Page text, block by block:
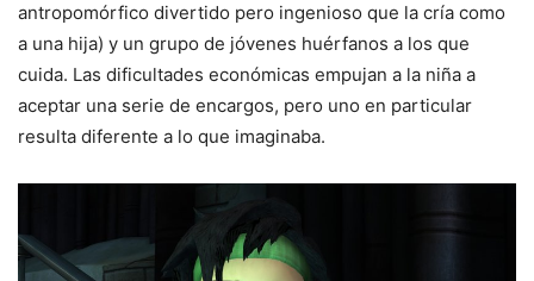
antropomórfico divertido pero ingenioso que la cría como
a una hija) y un grupo de jóvenes huérfanos a los que
cuida. Las dificultades económicas empujan a la niña a
aceptar una serie de encargos, pero uno en particular
resulta diferente a lo que imaginaba.